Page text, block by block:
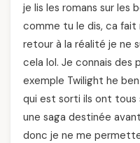
je lis les romans sur les
comme tu le dis, ca fait
retour à la réalité je ne
cela lol. Je connais
exemple Twilight he
qui est sorti ils ont tous
une saga destinée
donc je ne me